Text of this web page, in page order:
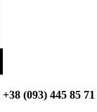
+38 (093) 445 85 71